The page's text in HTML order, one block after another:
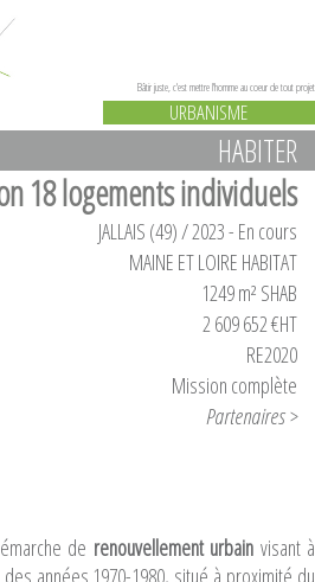
Bâtir juste, c'est mettre l'homme au coeur de tout projet
URBANISME
HABITER
18 logements individuels
JALLAIS (49) / 2023 - En cours
MAINE ET LOIRE HABITAT
1249 m² SHAB
2 609 652 €HT
RE2020
Mission complète
Partenaires >
de renouvellement urbain visant à
années 1970-1980, situé à proximité du